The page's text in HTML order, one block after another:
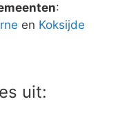
:
en Koksijde
uit: